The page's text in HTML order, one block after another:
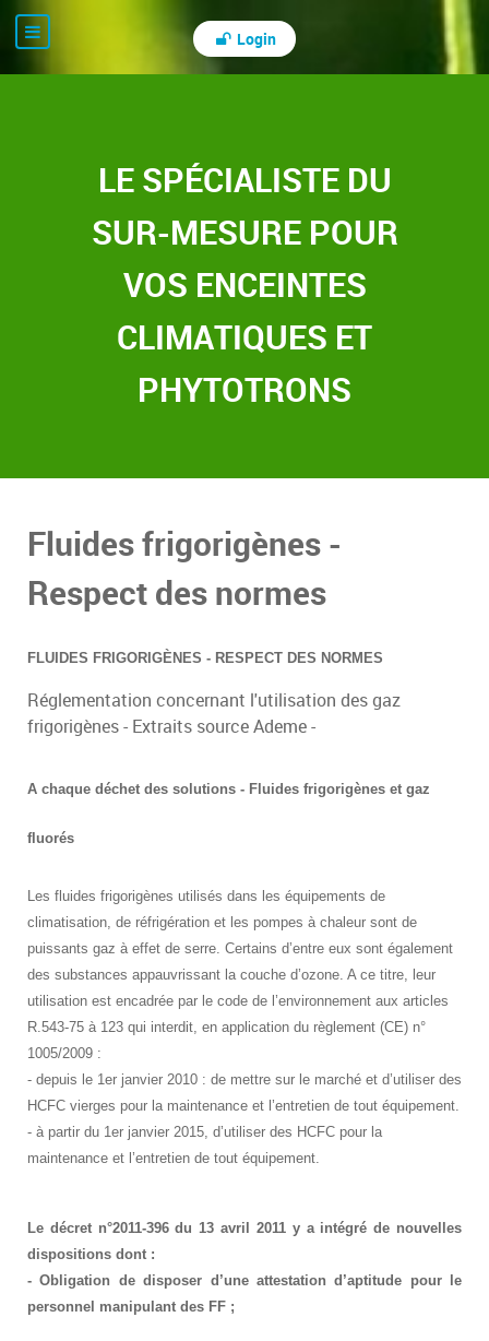
Login
LE SPÉCIALISTE DU
SUR-MESURE POUR
VOS ENCEINTES
CLIMATIQUES ET
PHYTOTRONS
Fluides frigorigènes -
Respect des normes
FLUIDES FRIGORIGÈNES - RESPECT DES NORMES
Réglementation concernant l'utilisation des gaz
frigorigènes - Extraits source Ademe -
A chaque déchet des solutions - Fluides frigorigènes et gaz
fluorés
Les fluides frigorigènes utilisés dans les équipements de
climatisation, de réfrigération et les pompes à chaleur sont de
puissants gaz à effet de serre. Certains d’entre eux sont également
des substances appauvrissant la couche d’ozone. A ce titre, leur
utilisation est encadrée par le code de l’environnement aux articles
R.543-75 à 123 qui interdit, en application du règlement (CE) n°
1005/2009 :
- depuis le 1er janvier 2010 : de mettre sur le marché et d’utiliser des
HCFC vierges pour la maintenance et l’entretien de tout équipement.
- à partir du 1er janvier 2015, d’utiliser des HCFC pour la
maintenance et l’entretien de tout équipement.
Le décret n°2011-396 du 13 avril 2011 y a intégré de nouvelles
dispositions dont :
- Obligation de disposer d’une attestation d’aptitude pour le
personnel manipulant des FF ;